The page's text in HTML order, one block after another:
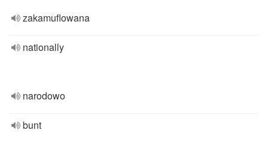
zakamuflowana
nationally
narodowo
bunt